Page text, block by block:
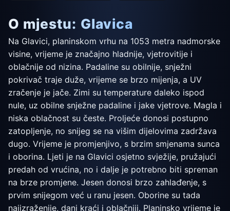
O mjestu: Glavica
Na Glavici, planinskom vrhu na 1053 metra nadmorske
visine, vrijeme je značajno hladnije, vjetrovitije i
oblačnije od nizina. Padaline su obilnije, snježni
pokrivač traje duže, vrijeme se brzo mijenja, a UV
zračenje je jače. Zimi su temperature daleko ispod
nule, uz obilne snježne padaline i jake vjetrove. Magla i
niska oblačnost su česte. Proljeće donosi postupno
zatopljenje, no snijeg se na višim dijelovima zadržava
dugo. Vrijeme je promjenjivo, s brzim smjenama sunca
i oborina. Ljeti je na Glavici osjetno svježije, pružajući
predah od vrućina, no i dalje je potrebno biti spreman
na brze promjene. Jesen donosi brzo zahlađenje, s
prvim snijegom već u ranu jesen. Oborine su tada
najizraženije, dani kraći i oblačniji. Planinsko vrijeme je